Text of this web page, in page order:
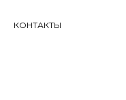
КОНТАКТЫ